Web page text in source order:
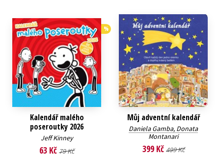
%
Kalendář malého
poseroutky 2026
Jeff Kinney
63 Kč 79 Kč
Můj adventní kalendář
Daniela Gamba, Donata
Montanari
399 Kč 499 Kč